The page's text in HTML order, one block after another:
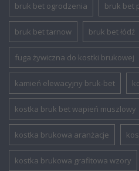
bruk bet ogrodzenia bruk bet
bruk bet tarnow bruk bet łódź
fuga żywiczna do kostki brukowej
kamień elewacyjny bruk-bet
kostka bruk bet wapień muszlowy
kostka brukowa aranżacje
kostka brukowa grafitowa wzory